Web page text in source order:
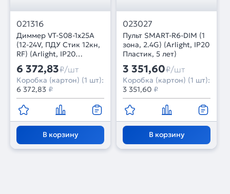
021316
Диммер VT-S08-1x25A
(12-24V, ПДУ Стик 12кн,
RF) (Arlight, IP20
Металл, 3 года)
6 372,83₽/шт
Коробка (картон) (1 шт):
6 372,83 ₽
В корзину
023027
Пульт SMART-R6-DIM (1
зона, 2.4G) (Arlight, IP20
Пластик, 5 лет)
3 351,60₽/шт
Коробка (картон) (1 шт):
3 351,60 ₽
В корзину